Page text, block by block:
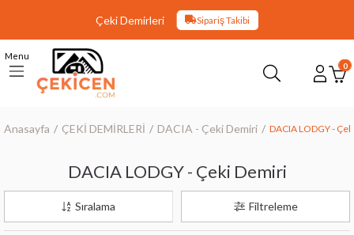
Çeki Demirleri Sipariş Takibi
Menu
0
Anasayfa ÇEKİ DEMİRLERİ DACIA - Çeki Demiri DACIA LODGY -
DACIA LODGY - Çeki Demiri
Filtreleme
Sıralama